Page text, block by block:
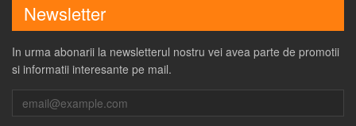
Newsletter
In urma abonarii la newsletterul nostru vei avea parte de promotii
si informatii interesante pe mail.